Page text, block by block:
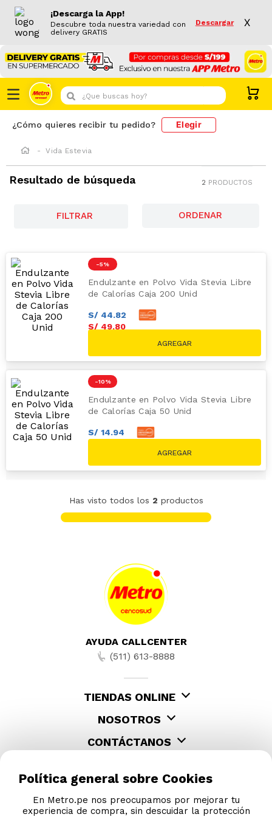
¡Descarga la App!
Descubre toda nuestra variedad con
delivery GRATIS
Descargar X
¿Que buscas hoy?
¿Cómo quieres recibir tu pedido? Elegir
Vida Estevia
Resultado de búsqueda 2 PRODUCTOS
FILTRAR
-5 %
Endulzante en Polvo Vida Stevia Libre
de Calorías Caja 200 Unid
S/ 44.82
S/ 49.80
-10 %
Endulzante en Polvo Vida Stevia Libre
de Calorías Caja 50 Unid
S/ 14.94
S/
Has visto todos los 2 productos
AYUDA CALLCENTER
(511) 613-8888
TIENDAS ONLINE
NOSOTROS
CONTÁCTANOS
Política general sobre Cookies
En Metro.pe nos preocupamos por mejorar tu
experiencia de compra, sin descuidar la protección